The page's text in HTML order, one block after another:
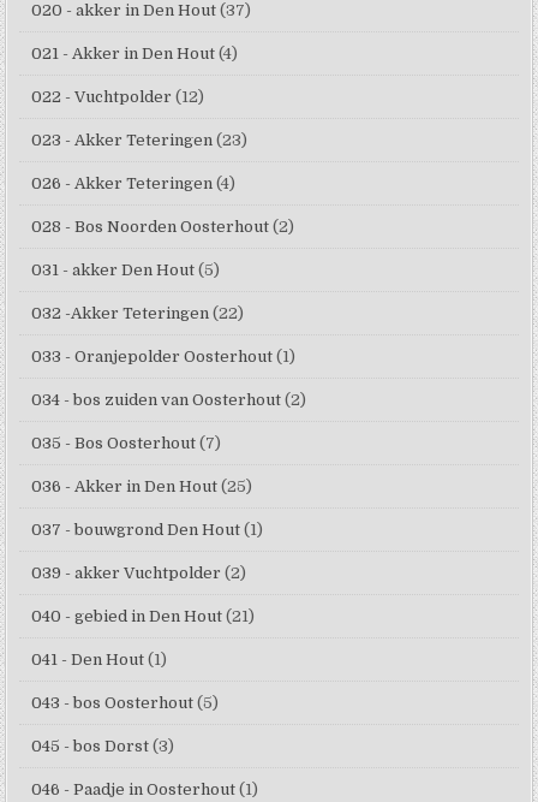
020 - akker in Den Hout (37)
021 - Akker in Den Hout (4)
022 - Vuchtpolder (12)
023 - Akker Teteringen (23)
026 - Akker Teteringen (4)
028 - Bos Noorden Oosterhout (2)
031 - akker Den Hout (5)
032 -Akker Teteringen (22)
033 - Oranjepolder Oosterhout (1)
034 - bos zuiden van Oosterhout (2)
035 - Bos Oosterhout (7)
036 - Akker in Den Hout (25)
037 - bouwgrond Den Hout (1)
039 - akker Vuchtpolder (2)
040 - gebied in Den Hout (21)
041 - Den Hout (1)
043 - bos Oosterhout (5)
045 - bos Dorst (3)
046 - Paadje in Oosterhout (1)